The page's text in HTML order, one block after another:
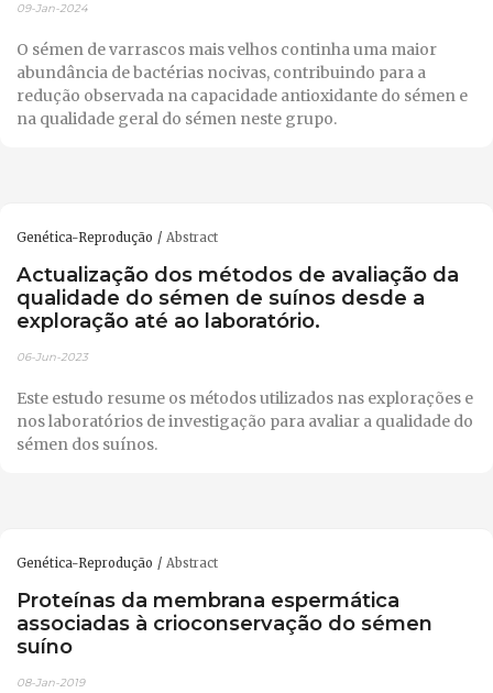
09-Jan-2024
O sémen de varrascos mais velhos continha uma maior
abundância de bactérias nocivas, contribuindo para a
redução observada na capacidade antioxidante do sémen e
na qualidade geral do sémen neste grupo.
Genética-Reprodução Abstract
Actualização dos métodos de avaliação da
qualidade do sémen de suínos desde a
exploração até ao laboratório.
06-Jun-2023
Este estudo resume os métodos utilizados nas explorações e
nos laboratórios de investigação para avaliar a qualidade do
sémen dos suínos.
Genética-Reprodução Abstract
Proteínas da membrana espermática
associadas à crioconservação do sémen
suíno
08-Jan-2019